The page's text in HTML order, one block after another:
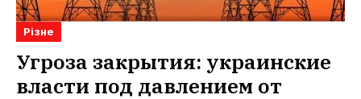
Різне
Угроза закрытия: украинские
власти под давлением от